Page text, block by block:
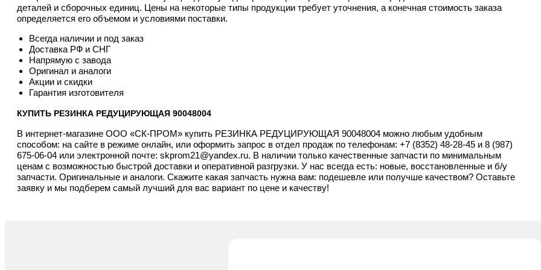
деталей и сборочных единиц. Цены на некоторые типы продукции требует уточнения, а конечная стоимость заказа
определяется его объемом и условиями поставки.
Всегда наличии и под заказ
Доставка РФ и СНГ
Напрямую с завода
Оригинал и аналоги
Акции и скидки
Гарантия изготовителя
КУПИТЬ РЕЗИНКА РЕДУЦИРУЮЩАЯ 90048004
В интернет-магазине ООО «СК-ПРОМ» купить РЕЗИНКА РЕДУЦИРУЮЩАЯ 90048004 можно любым удобным
способом: на сайте в режиме онлайн, или оформить запрос в отдел продаж по телефонам: +7 (8352) 48-28-45 и 8 (987)
675-06-04 или электронной почте: skprom21@yandex.ru. В наличии только качественные запчасти по минимальным
ценам с возможностью быстрой доставки и оперативной разгрузки. У нас всегда есть: новые, восстановленные и б/у
запчасти. Оригинальные и аналоги. Скажите какая запчасть нужна вам: подешевле или получше качеством? Оставьте
заявку и мы подберем самый лучший для вас вариант по цене и качеству!